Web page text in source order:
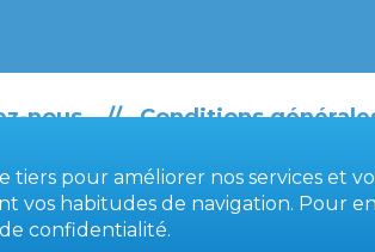
nous Conditions
tiers pour améliorer nos services et
vos habitudes de navigation. Pour
confidentialité.